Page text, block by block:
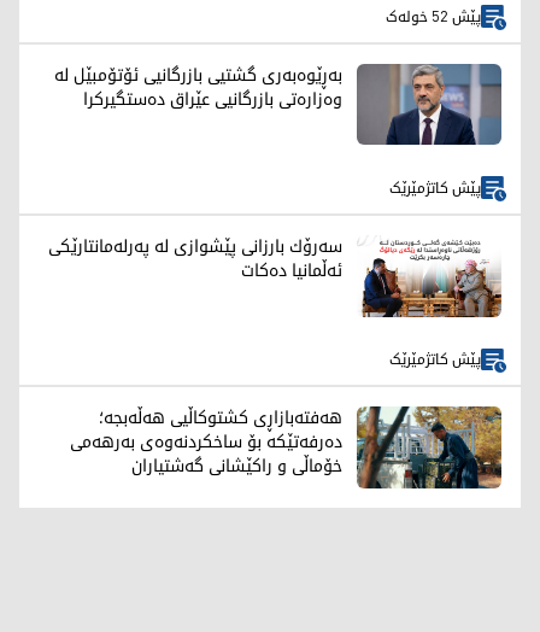
پێش 52 خولەک
بەڕێوەبەری گشتیی بازرگانیی ئۆتۆمبێل لە
وەزارەتی بازرگانیی عێراق دەستگیرکرا
پێش کاتژمێرێک
سەرۆك بارزانی پێشوازی لە پەرلەمانتارێكی
ئەڵمانیا دەكات
پێش کاتژمێرێک
هەفتەبازاڕی کشتوکاڵیی هەڵەبجە؛
دەرفەتێکە بۆ ساخکردنەوەی بەرهەمی
خۆماڵی و راکێشانی گەشتیاران